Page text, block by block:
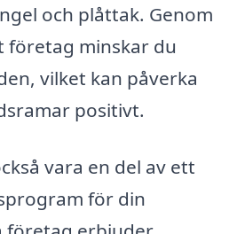
och plåttak. Genom
företag minskar du
vilket kan påverka
positivt.
vara en del av ett
för din